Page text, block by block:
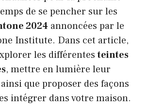
de se pencher sur les
2024 annoncées par le
Institute. Dans cet article,
les différentesteintes
, mettre en lumière leur
que proposer des façons
intégrer dans votre maison.